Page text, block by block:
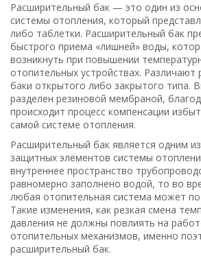
Расширительный бак — это один из
системы отопления, который
либо таблетки. Расширительный бак
быстрого приема «лишней» воды,
возникнуть при повышении
отопительных устройствах. Различают
баки открытого либо закрытого типа.
разделен резиновой мембраной,
происходит процесс компенсации
самой системе отопления.
Расширительный бак является одним
защитных элементов системы
внутреннее пространство
равномерно заполнено водой, то во
любая отопительная система может
Такие изменения, как резкая смена
давления не должны повлиять на
отопительных механизмов, именно
расширительный бак.